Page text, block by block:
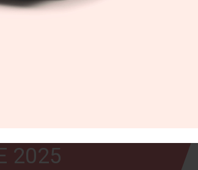
DIGITAL/13
2025